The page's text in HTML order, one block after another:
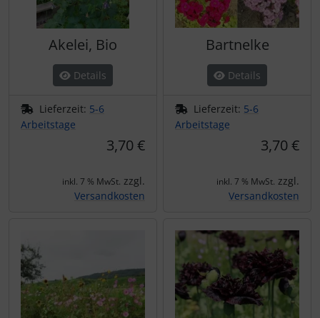
Akelei, Bio
Details
Lieferzeit: 5-6
Arbeitstage
3,70 €
inkl. 7 % MwSt. zzgl.
Versandkosten
Bartnelke
Details
Lieferzeit: 5-6
Arbeitstage
3,70 €
inkl. 7 % MwSt. zzgl.
Versandkosten